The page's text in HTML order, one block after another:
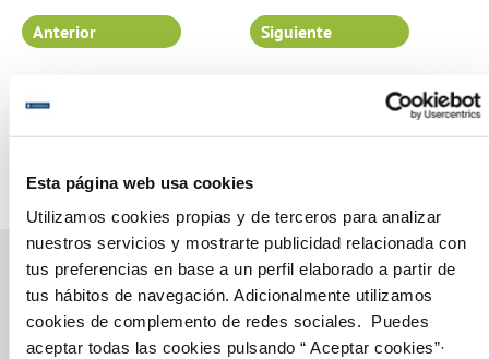
Esta página web usa cookies
Utilizamos cookies propias y de terceros para analizar
nuestros servicios y mostrarte publicidad relacionada con
tus preferencias en base a un perfil elaborado a partir de
tus hábitos de navegación. Adicionalmente utilizamos
cookies de complemento de redes sociales. Puedes
aceptar todas las cookies pulsando “ Aceptar cookies”·
trabajadores y con asegurar la continuidad de las
operaciones.
Página 89 de 102
Anterior Siguiente
Gestiones Online